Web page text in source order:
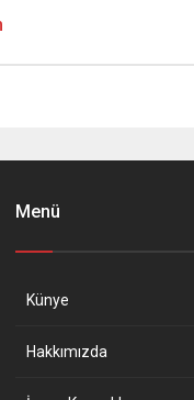
Menü
Künye
Hakkımızda